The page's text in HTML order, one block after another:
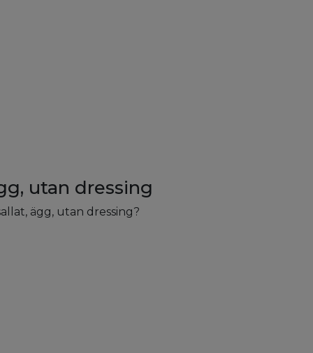
utan dressing
ägg, utan dressing?